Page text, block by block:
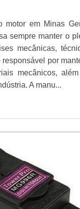
motor em Minas
sempre manter o
mecânicas,
por
mecânicos,
A manu...